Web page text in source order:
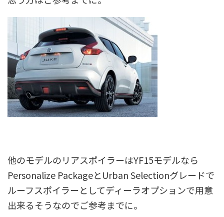
他のモデルのリアスポイラーはYF15モデルなら
Personalize PackageとUrban Selectionグレードで
ルーフスポイラーとしてディーラオプションで用意
出来るそうなのでご参考までに。